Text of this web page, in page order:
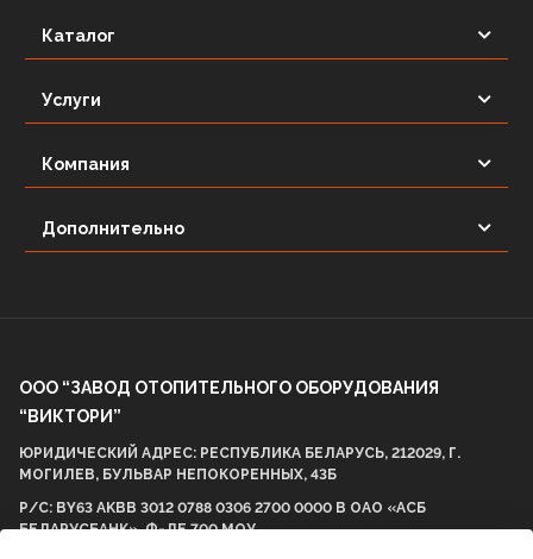
Каталог
Услуги
Компания
Дополнительно
ООО “ЗАВОД ОТОПИТЕЛЬНОГО ОБОРУДОВАНИЯ
“ВИКТОРИ”
ЮРИДИЧЕСКИЙ АДРЕС: РЕСПУБЛИКА БЕЛАРУСЬ, 212029, Г.
МОГИЛЕВ, БУЛЬВАР НЕПОКОРЕННЫХ, 43Б
Р/С: BY63 AKBB 3012 0788 0306 2700 0000 В ОАО «АСБ
БЕЛАРУСБАНК», Ф-ЛЕ 700 МОУ